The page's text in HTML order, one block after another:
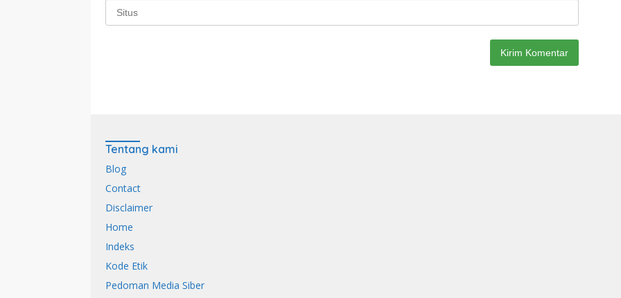
Tentang kami
Blog
Contact
Disclaimer
Home
Indeks
Kode Etik
Pedoman Media Siber